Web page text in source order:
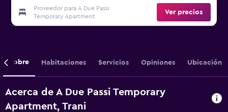
Proveedor para A Due Passi
Temporary Apartment
Ver precios
Sobre Habitaciones Servicios Opiniones Ubicación
Acerca de A Due Passi Temporary
Apartment, Trani